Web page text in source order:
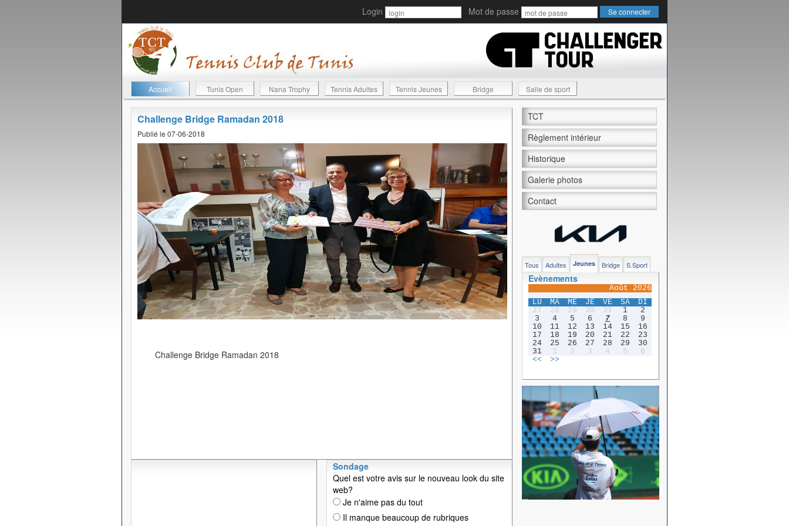
Login Mot de passe
Accueil Tunis Open Nana Trophy Tennis Adultes Tennis Jeunes Bridge Salle de sport
Challenge Bridge Ramadan 2018
Publié le 07-06-2018
Challenge Bridge Ramadan 2018
Sondage
Quel est votre avis sur le nouveau look du site
web?
Je n'aime pas du tout
Il manque beaucoup de rubriques
TCT
Règlement intérieur
Historique
Galerie photos
Contact
Tous Adultes Jeunes Bridge S.Sport
Evènements
Août 2026
LU
MA ME JE VE SA
DI
27
28 29 30 31 1
2
3
4 5 6 7 8
9
10
11 12 13 14 15
16
17
18 19 20 21 22
23
24
25 26 27 28 29
30
31
1 2 3 4 5
6
<<
>>